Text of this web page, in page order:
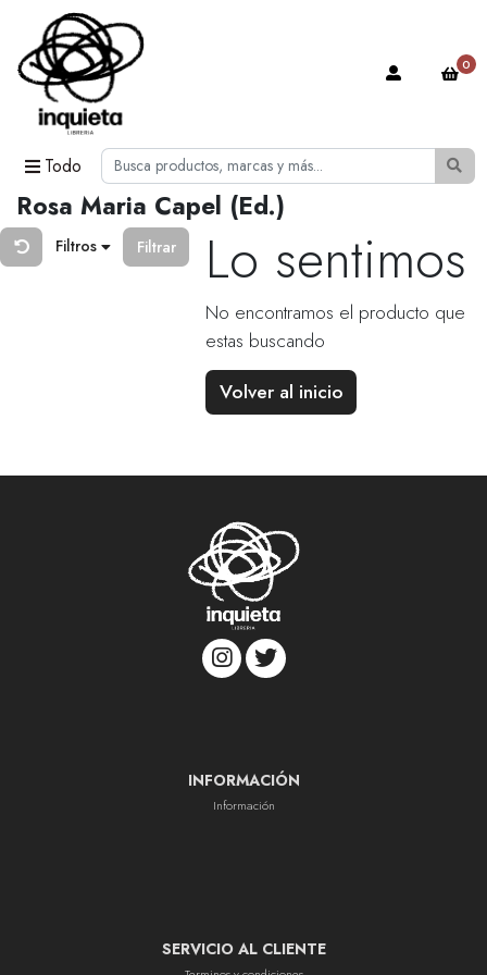
Todo
0
Rosa Maria Capel (Ed.)
Filtros Filtrar Lo sentimos
No encontramos el producto que
estas buscando
Volver al inicio
INFORMACIÓN
Información
SERVICIO AL CLIENTE